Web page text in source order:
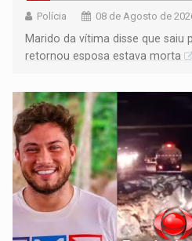
Polícia 08 de Agosto de
Marido da vítima disse que saiu
retornou esposa estava morta